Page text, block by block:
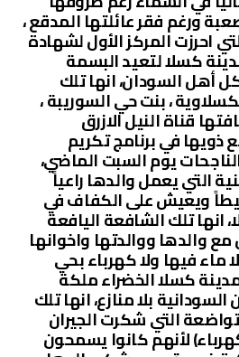
ورغم فقر عائلتها المدقع ،
احرزت المركز الأول لشهادة
كسلا لتعيد البسمة
أهل السودان، انها تلك
، بنت حي السوريبة ،
قناة النيل الازرق
ذويها في برنامج تكريم
يوم السبت الماضي،
التي يعمل والدها راعياً
ويعيش على الكفاف في
انها تلك الشافعة اليافعة
والدها ووالدتها واخوانها
ماء فيها ولا كهرباء بحي
كسلا الخضراء ملكة
بلا منازع، انها تلك
التي شكرت الجيران
لأنهم كانوا يسمحون